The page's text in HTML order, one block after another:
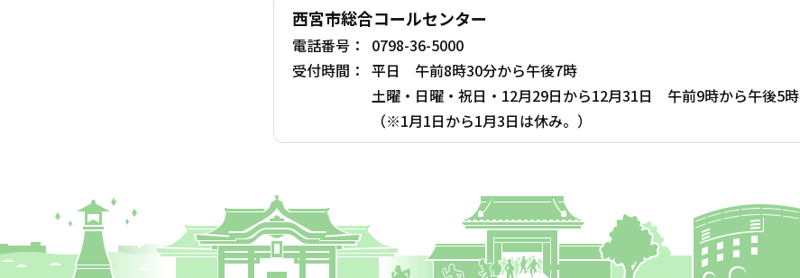
西宮市総合コールセンター
電話番号：
0798-36-5000
受付時間： 平日 午前8時30分から午後7時
土曜・日曜・祝日・12月29日から12月31日 午前9時から午後5時
（※1月1日から1月3日は休み。）